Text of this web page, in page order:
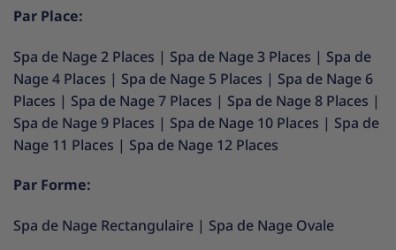
Par Place:
Spa de Nage 2 Places | Spa de Nage 3 Places | Spa de
Nage 4 Places | Spa de Nage 5 Places | Spa de Nage 6
Places | Spa de Nage 7 Places | Spa de Nage 8 Places |
Spa de Nage 9 Places | Spa de Nage 10 Places | Spa de
Nage 11 Places | Spa de Nage 12 Places
Par Forme:
Spa de Nage Rectangulaire | Spa de Nage Ovale